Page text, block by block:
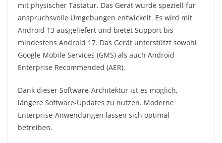
mit physischer Tastatur. Das Gerät wurde speziell für
anspruchsvolle Umgebungen entwickelt. Es wird mit
Android 13 ausgeliefert und bietet Support bis
mindestens Android 17. Das Gerät unterstützt sowohl
Google Mobile Services (GMS) als auch Android
Enterprise Recommended (AER).
Dank dieser Software-Architektur ist es möglich,
längere Software-Updates zu nutzen. Moderne
Enterprise-Anwendungen lassen sich optimal
betreiben.